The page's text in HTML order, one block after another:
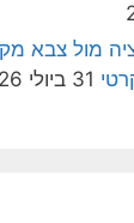
מול צבא
31 ביולי 2026